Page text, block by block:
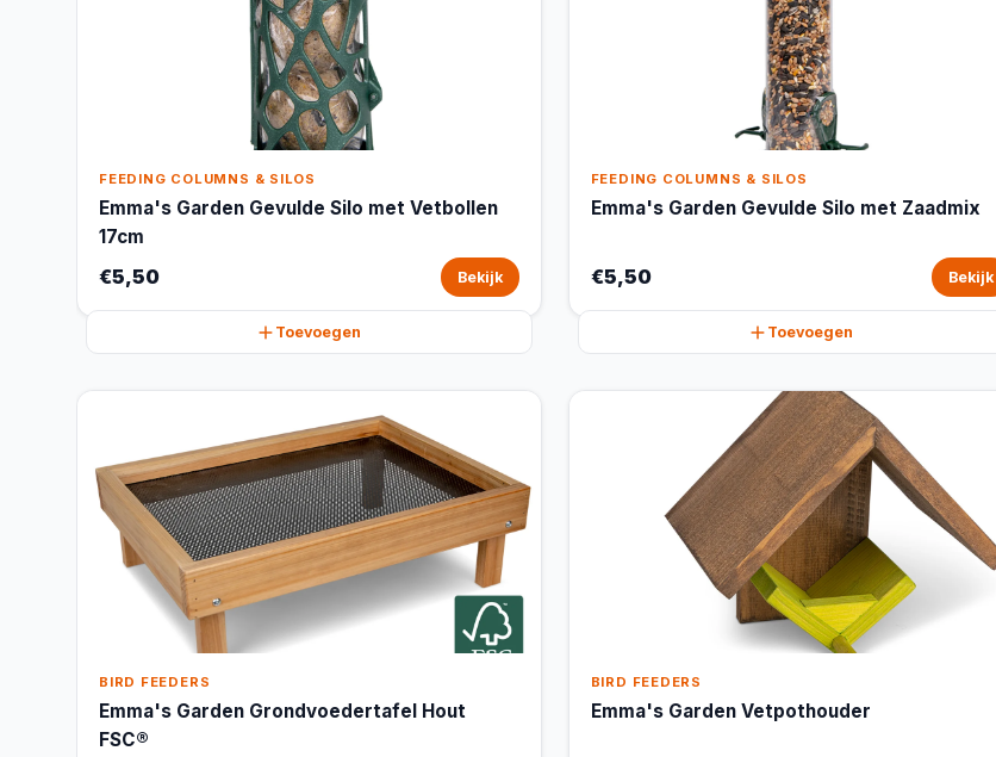
FEEDING COLUMNS & SILOS
Emma's Garden Gevulde Silo met Vetbollen
17cm
€5,50 Bekijk
Toevoegen
FEEDING COLUMNS & SILOS
Emma's Garden Gevulde Silo met Zaadmix
€5,50 Bekijk
Toevoegen
BIRD FEEDERS
Emma's Garden Grondvoedertafel Hout
FSC®
BIRD FEEDERS
Emma's Garden Vetpothouder